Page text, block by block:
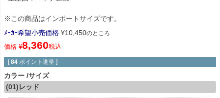
※この商品はインポートサイズです。
ﾒｰｶｰ希望小売価格 ¥10,450のところ
価格 ¥8,360税込
[ 84 ポイント進呈 ]
カラー サイズ
(01)レッド